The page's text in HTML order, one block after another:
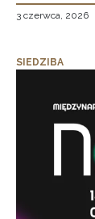
3 czerwca, 2026
SIEDZIBA